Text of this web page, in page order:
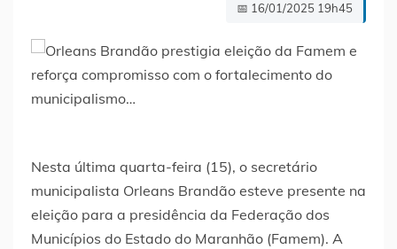
📅 16/01/2025 19h45
Nesta última quarta-feira (15), o secretário
municipalista Orleans Brandão esteve presente na
eleição para a presidência da Federação dos
Municípios do Estado do Maranhão (Famem). A